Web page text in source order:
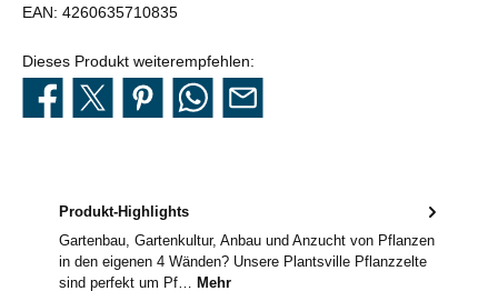
EAN: 4260635710835
Dieses Produkt weiterempfehlen:
Produkt-Highlights
Gartenbau, Gartenkultur, Anbau und Anzucht von Pflanzen
in den eigenen 4 Wänden? Unsere Plantsville Pflanzzelte
sind perfekt um Pf… Mehr